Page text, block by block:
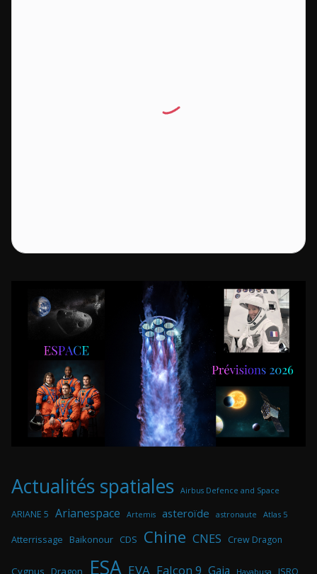
Actualités spatiales Airbus Defence and Space
ARIANE 5 Arianespace Artemis asteroïde astronaute Atlas 5
Atterrissage Baikonour CDS Chine CNES Crew Dragon
Cygnus Dragon ESA EVA Falcon 9 Gaia Hayabusa ISRO